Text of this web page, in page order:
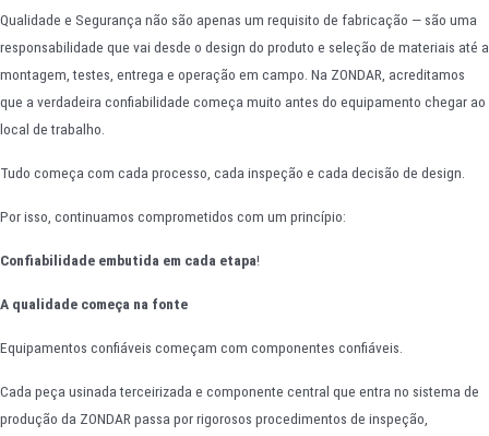
Qualidade e Segurança não são apenas um requisito de fabricação — são uma
responsabilidade que vai desde o design do produto e seleção de materiais até a
montagem, testes, entrega e operação em campo. Na ZONDAR, acreditamos
que a verdadeira confiabilidade começa muito antes do equipamento chegar ao
local de trabalho.
Tudo começa com cada processo, cada inspeção e cada decisão de design.
Por isso, continuamos comprometidos com um princípio:
Confiabilidade embutida em cada etapa!
A qualidade começa na fonte
Equipamentos confiáveis começam com componentes confiáveis.
Cada peça usinada terceirizada e componente central que entra no sistema de
produção da ZONDAR passa por rigorosos procedimentos de inspeção,